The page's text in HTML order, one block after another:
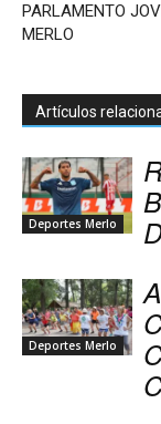
PARLAMENTO
MERLO
Artículos
Deportes Merlo
Deportes Merlo